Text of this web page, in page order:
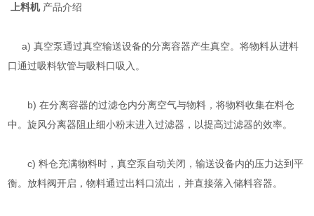
上料机 产品介绍
a) 真空泵通过真空输送设备的分离容器产生真空。将物料从进料
口通过吸料软管与吸料口吸入。
b) 在分离容器的过滤仓内分离空气与物料，将物料收集在料仓
中。旋风分离器阻止细小粉末进入过滤器，以提高过滤器的效率。
c) 料仓充满物料时，真空泵自动关闭，输送设备内的压力达到平
衡。放料阀开启，物料通过出料口流出，并直接落入储料容器。